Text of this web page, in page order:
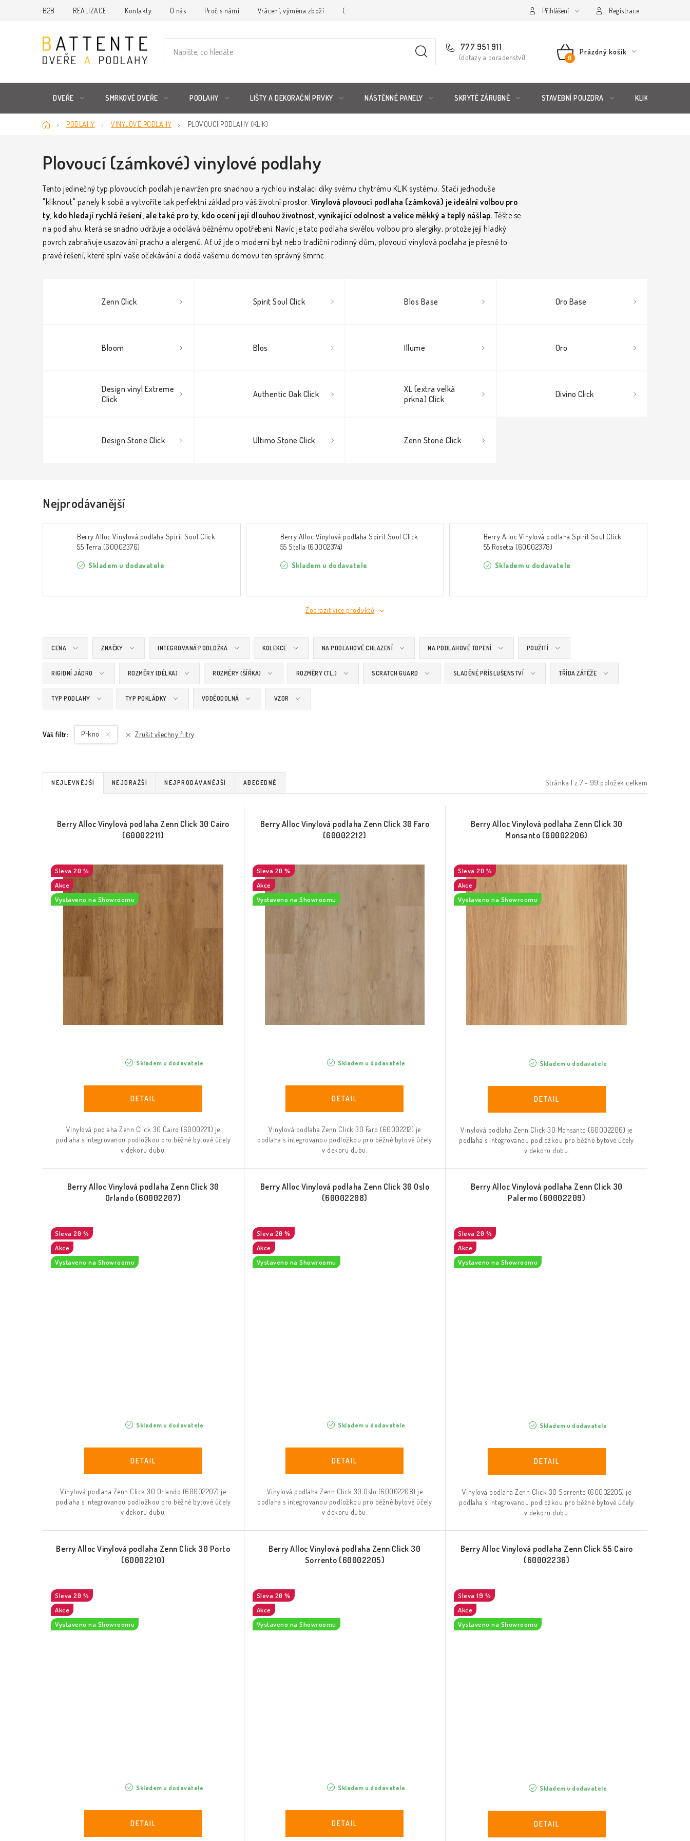
B2B REALIZACE Kontakty O nás Proč s námi Vrácení, výměna zboží Obchodní podmínky Posuzování Jakosti GDPR FAQ
Přihlášení Registrace
777 951 911
(dotazy a poradenství)
NÁKUPNÍ
Prázdný košík
DVEŘE SMRKOVÉ DVEŘE PODLAHY LIŠTY A DEKORAČNÍ PRVKY NÁSTĚNNÉ PANELY SKRYTÉ ZÁRUBNĚ STAVEBNÍ POUZDRA KLIKY & KOVÁNÍ
DomůPODLAHY VINYLOVÉ PODLAHY PLOVOUCÍ PODLAHY (KLIK)
Plovoucí (zámkové) vinylové podlahy
Tento jedinečný typ plovoucích podlah je navržen pro snadnou a rychlou instalaci díky svému chytrému KLIK systému. Stačí jednoduše
"kliknout" panely k sobě a vytvoříte tak perfektní základ pro váš životní prostor. Vinylová plovoucí podlaha (zámková) je ideální volbou pro
ty, kdo hledají rychlá řešení, ale také pro ty, kdo ocení její dlouhou životnost, vynikající odolnost a velice měkký a teplý nášlap.Těšte se
na podlahu, která se snadno udržuje a odolává běžnému opotřebení. Navíc je tato podlaha skvělou volbou pro alergiky, protože její hladký
povrch zabraňuje usazování prachu a alergenů. Ať už jde o moderní byt nebo tradiční rodinný dům, plovoucí vinylová podlaha je přesně to
pravé řešení, které splní vaše očekávání a dodá vašemu domovu ten správný šmrnc.
Zenn Click Spirit Soul Click Blos Base Oro Base
Bloom Blos Illume Oro
Design vinyl Extreme
Click
Authentic Oak Click
XL (extra velká
prkna) Click
Divino Click
Design Stone Click Ultimo Stone Click Zenn Stone Click
Nejprodávanější
Berry Alloc Vinylová podlaha Spirit Soul Click
55 Terra (60002376)
Skladem u dodavatele
Berry Alloc Vinylová podlaha Spirit Soul Click
55 Stella (60002374)
Skladem u dodavatele
Berry Alloc Vinylová podlaha Spirit Soul Click
55 Rosetta (60002378)
Skladem u dodavatele
Zobrazit více produktů
CENA ZNAČKY INTEGROVANÁ PODLOŽKA KOLEKCE NA PODLAHOVÉ CHLAZENÍ NA PODLAHOVÉ TOPENÍ POUŽITÍ
RIGIDNÍ JÁDRO ROZMĚRY (DÉLKA) ROZMĚRY (ŠÍŘKA) ROZMĚRY (TL.) SCRATCH GUARD SLADĚNÉ PŘÍSLUŠENSTVÍ TŘÍDA ZÁTĚŽE
TYP PODLAHY TYP POKLÁDKY VODĚODOLNÁ VZOR
Váš filtr: Prkno Zrušit všechny filtry
Stránka 1 z 7 - 99 položek celkem
Ř
a
p
NEJLEVNĚJŠÍ NEJDRAŽŠÍ NEJPRODÁVANĚJŠÍ ABECEDNĚ
p
Berry Alloc Vinylová podlaha Zenn Click 30 Cairo
(60002211)
20 %
Akce
Vystaveno na Showroomu
Skladem u dodavatele
Vinylová podlaha Zenn Click 30 Cairo (60002211) je
podlaha s integrovanou podložkou pro běžné bytové účely
v dekoru dubu.
Berry Alloc Vinylová podlaha Zenn Click 30 Faro
(60002212)
20 %
Akce
Vystaveno na Showroomu
Skladem u dodavatele
Vinylová podlaha Zenn Click 30 Faro (60002212) je
podlaha s integrovanou podložkou pro běžné bytové účely
v dekoru dubu.
Berry Alloc Vinylová podlaha Zenn Click 30
Monsanto (60002206)
20 %
Akce
Vystaveno na Showroomu
Skladem u dodavatele
Vinylová podlaha Zenn Click 30 Monsanto (60002206) je
podlaha s integrovanou podložkou pro běžné bytové účely
v dekoru dubu.
Berry Alloc Vinylová podlaha Zenn Click 30
Orlando (60002207)
20 %
Akce
Vystaveno na Showroomu
Skladem u dodavatele
Vinylová podlaha Zenn Click 30 Orlando (60002207) je
podlaha s integrovanou podložkou pro běžné bytové účely
v dekoru dubu.
Berry Alloc Vinylová podlaha Zenn Click 30 Oslo
(60002208)
20 %
Akce
Vystaveno na Showroomu
Skladem u dodavatele
Vinylová podlaha Zenn Click 30 Oslo (60002208) je
podlaha s integrovanou podložkou pro běžné bytové účely
v dekoru dubu.
Berry Alloc Vinylová podlaha Zenn Click 30
Palermo (60002209)
20 %
Akce
Vystaveno na Showroomu
Skladem u dodavatele
Vinylová podlaha Zenn Click 30 Sorrento (60002205) je
podlaha s integrovanou podložkou pro běžné bytové účely
v dekoru dubu.
Berry Alloc Vinylová podlaha Zenn Click 30 Porto
(60002210)
20 %
Akce
Vystaveno na Showroomu
Skladem u dodavatele
Berry Alloc Vinylová podlaha Zenn Click 30
Sorrento (60002205)
20 %
Akce
Vystaveno na Showroomu
Skladem u dodavatele
Berry Alloc Vinylová podlaha Zenn Click 55 Cairo
(60002236)
19 %
Akce
Vystaveno na Showroomu
Skladem u dodavatele